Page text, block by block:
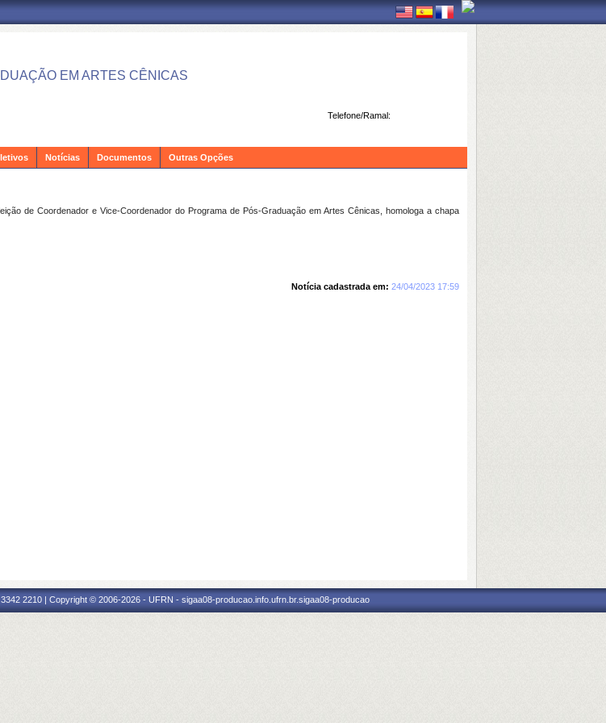
EM ARTES CÊNICAS
Telefone/Ramal:
Notícias Documentos Outras Opções
de Coordenador e Vice-Coordenador do Programa de Pós-Graduação em Artes Cênicas, homologa a chapa
Notícia cadastrada em: 24/04/2023 17:59
2210 | Copyright © 2006-2026 - UFRN - sigaa08-producao.info.ufrn.br.sigaa08-producao